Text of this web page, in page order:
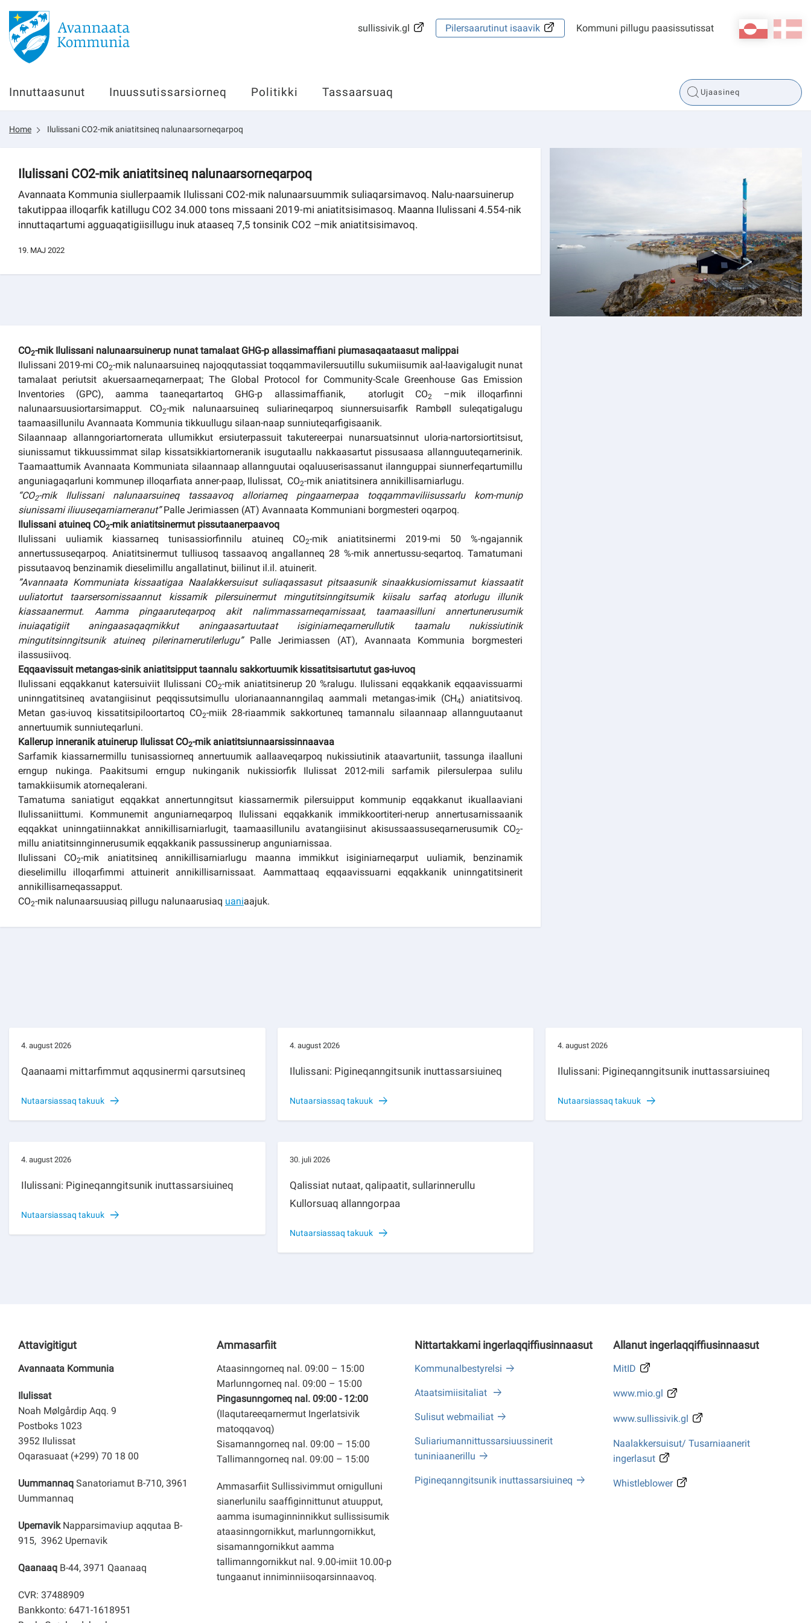
Innuttaasunut
Inuussutissarsiorneq
Politikki
Tassaarsuaq
sullissivik.gl
Pilersaarutinut isaavik
da
kl-GL
sullissivik.gl Pilersaarutinut isaavik Kommuni pillugu paasissutissat
Innuttaasunut Inuussutissarsiorneq Politikki Tassaarsuaq
Home Ilulissani CO2-mik aniatitsineq nalunaarsorneqarpoq
Ilulissani CO2-mik aniatitsineq nalunaarsorneqarpoq
Avannaata Kommunia siullerpaamik Ilulissani CO2-mik nalunaarsuummik suliaqarsimavoq. Nalu-naarsuinerup
takutippaa illoqarfik katillugu CO2 34.000 tons missaani 2019-mi aniatitsisimasoq. Maanna Ilulissani 4.554-nik
innuttaqartumi agguaqatigiisillugu inuk ataaseq 7,5 tonsinik CO2 –mik aniatitsisimavoq.
19. MAJ 2022
CO2-mik Ilulissani nalunaarsuinerup nunat tamalaat GHG-p allassimaffiani piumasaqaataasut malippai
Ilulissani 2019-mi CO2-mik nalunaarsuineq najoqqutassiat toqqammavilersuutillu sukumiisumik aal-laavigalugit nunat
tamalaat periutsit akuersaarneqarnerpaat; The Global Protocol for Community-Scale Greenhouse Gas Emission
Inventories (GPC), aamma taaneqartartoq GHG-p allassimaffianik, atorlugit CO2 –mik illoqarfinni
nalunaarsuusiortarsimapput. CO2-mik nalunaarsuineq suliarineqarpoq siunnersuisarfik Rambøll suleqatigalugu
taamaasillunilu Avannaata Kommunia tikkuullugu silaan-naap sunniuteqarfigisaanik.
Silaannaap allanngoriartornerata ullumikkut ersiuterpassuit takutereerpai nunarsuatsinnut uloria-nartorsiortitsisut,
siunissamut tikkuussimmat silap kissatsikkiartorneranik isugutaallu nakkaasartut pissusaasa allannguuteqarnerinik.
Taamaattumik Avannaata Kommuniata silaannaap allannguutai oqaluuserisassanut ilannguppai siunnerfeqartumillu
anguniagaqarluni kommunep illoqarfiata anner-paap, Ilulissat, CO2-mik aniatitsinera annikillisarniarlugu.
“CO2-mik Ilulissani nalunaarsuineq tassaavoq alloriarneq pingaarnerpaa toqqammaviliisussarlu kom-munip
siunissami iliuuseqarniarneranut”Palle Jerimiassen (AT) Avannaata Kommuniani borgmesteri oqarpoq.
Ilulissani atuineq CO2-mik aniatitsinermut pissutaanerpaavoq
Ilulissani uuliamik kiassarneq tunisassiorfinnilu atuineq CO2-mik aniatitsinermi 2019-mi 50 %-ngajannik
annertussuseqarpoq. Aniatitsinermut tulliusoq tassaavoq angallanneq 28 %-mik annertussu-seqartoq. Tamatumani
pissutaavoq benzinamik dieselimillu angallatinut, biilinut il.il. atuinerit.
”Avannaata Kommuniata kissaatigaa Naalakkersuisut suliaqassasut pitsaasunik sinaakkusiornissamut kiassaatit
uuliatortut taarsersornissaannut kissamik pilersuinermut mingutitsinngitsumik kiisalu sarfaq atorlugu illunik
kiassaanermut. Aamma pingaaruteqarpoq akit nalimmassarneqarnissaat, taamaasilluni annertunerusumik
inuiaqatigiit aningaasaqaqrnikkut aningaasartuutaat isiginiarneqarnerullutik taamalu nukissiutinik
mingutitsinngitsunik atuineq pilerinarnerutilerlugu” Palle Jerimiassen (AT), Avannaata Kommunia borgmesteri
ilassusiivoq.
Eqqaavissuit metangas-sinik aniatitsipput taannalu sakkortuumik kissatitsisartutut gas-iuvoq
Ilulissani eqqakkanut katersuiviit Ilulissani CO2-mik aniatitsinerup 20 %ralugu. Ilulissani eqqakkanik eqqaavissuarmi
uninngatitsineq avatangiisinut peqqissutsimullu ulorianaannanngilaq aammali metangas-imik (CH4) aniatitsivoq.
Metan gas-iuvoq kissatitsipiloortartoq CO2-miik 28-riaammik sakkortuneq tamannalu silaannaap allannguutaanut
annertuumik sunniuteqarluni.
Kallerup inneranik atuinerup Ilulissat CO2-mik aniatitsiunnaarsissinnaavaa
Sarfamik kiassarnermillu tunisassiorneq annertuumik aallaaveqarpoq nukissiutinik ataavartuniit, tassunga ilaalluni
erngup nukinga. Paakitsumi erngup nukinganik nukissiorfik Ilulissat 2012-mili sarfamik pilersulerpaa sulilu
tamakkiisumik atorneqalerani.
Tamatuma saniatigut eqqakkat annertunngitsut kiassarnermik pilersuipput kommunip eqqakkanut ikuallaaviani
Ilulissaniittumi. Kommunemit anguniarneqarpoq Ilulissani eqqakkanik immikkoortiteri-nerup annertusarnissaanik
eqqakkat uninngatiinnakkat annikillisarniarlugit, taamaasillunilu avatangiisinut akisussaassuseqarnerusumik CO2-
millu aniatitsinnginnerusumik eqqakkanik passussinerup anguniarnissaa.
Ilulissani CO2-mik aniatitsineq annikillisarniarlugu maanna immikkut isiginiarneqarput uuliamik, benzinamik
dieselimillu illoqarfimmi attuinerit annikillisarnissaat. Aammattaaq eqqaavissuarni eqqakkanik uninngatitsinerit
annikillisarneqassapput.
CO2-mik nalunaarsuusiaq pillugu nalunaarusiaq uaniaajuk.
4. august 2026
Qaanaami mittarfimmut aqqusinermi qarsutsineq
Nutaarsiassaq takuuk
4. august 2026
Ilulissani: Pigineqanngitsunik inuttassarsiuineq
Nutaarsiassaq takuuk
4. august 2026
Ilulissani: Pigineqanngitsunik inuttassarsiuineq
Nutaarsiassaq takuuk
4. august 2026
Ilulissani: Pigineqanngitsunik inuttassarsiuineq
Nutaarsiassaq takuuk
30. juli 2026
Qalissiat nutaat, qalipaatit, sullarinnerullu
Kullorsuaq allanngorpaa
Nutaarsiassaq takuuk
Attavigitigut
Avannaata Kommunia
Ilulissat
Noah Mølgårdip Aqq. 9
Postboks 1023
3952 Ilulissat
Oqarasuaat (+299) 70 18 00
Uummannaq Sanatoriamut B-710, 3961
Uummannaq
Upernavik Napparsimaviup aqqutaa B-
915, 3962 Upernavik
Qaanaaq B-44, 3971 Qaanaaq
CVR: 37488909
Bankkonto: 6471-1618951
Ammasarfiit
Ataasinngorneq nal. 09:00 – 15:00
Marlunngorneq nal. 09:00 – 15:00
Pingasunngorneq nal. 09:00 - 12:00
(Ilaqutareeqarnermut Ingerlatsivik
matoqqavoq)
Sisamanngorneq nal. 09:00 – 15:00
Tallimanngorneq nal. 09:00 – 15:00
Ammasarfiit Sullissivimmut ornigulluni
sianerlunilu saaffiginnittunut atuupput,
aamma isumaginninnikkut sullissisumik
ataasinngornikkut, marlunngornikkut,
sisamanngornikkut aamma
tallimanngornikkut nal. 9.00-imiit 10.00-p
tungaanut inniminniisoqarsinnaavoq.
Nittartakkami ingerlaqqiffiusinnaasut
Kommunalbestyrelsi
Ataatsimiisitaliat
Sulisut webmailiat
Suliariumannittussarsiuussinerit
tuniniaanerillu
Pigineqanngitsunik inuttassarsiuineq
Allanut ingerlaqqiffiusinnaasut
MitID
www.mio.gl
www.sullissivik.gl
Naalakkersuisut/ Tusarniaanerit
ingerlasut
Whistleblower